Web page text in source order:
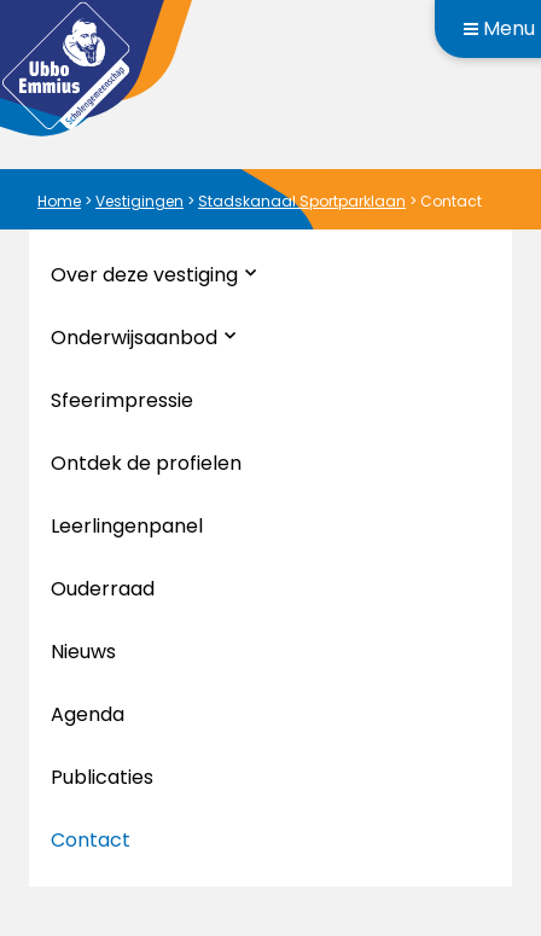
Menu
Home > Vestigingen > Stadskanaal Sportparklaan > Contact
Over deze vestiging
Onderwijsaanbod
Sfeerimpressie
Ontdek de profielen
Leerlingenpanel
Ouderraad
Nieuws
Agenda
Publicaties
Contact